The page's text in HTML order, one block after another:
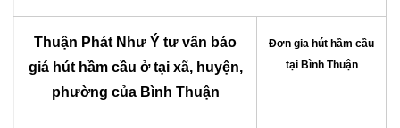
Thuận Phát Như Ý tư vấn báo
giá hút hầm cầu ở tại xã, huyện,
phường của Bình Thuận
Đơn gia hút hầm cầu
tại Bình Thuận